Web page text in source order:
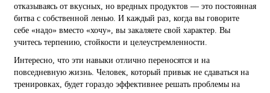
отказываясь от вкусных, но вредных продуктов — это постоянная
битва с собственной ленью. И каждый раз, когда вы говорите
себе «надо» вместо «хочу», вы закаляете свой характер. Вы
учитесь терпению, стойкости и целеустремленности.
Интересно, что эти навыки отлично переносятся и на
повседневную жизнь. Человек, который привык не сдаваться на
тренировках, будет гораздо эффективнее решать проблемы на